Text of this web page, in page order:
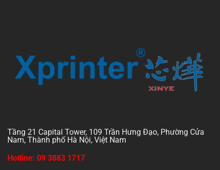
Tầng 21 Capital Tower, 109 Trần Hưng Đạo, Phường Cửa
Nam, Thành phố Hà Nội, Việt Nam
Hotline: 09 3883 1717